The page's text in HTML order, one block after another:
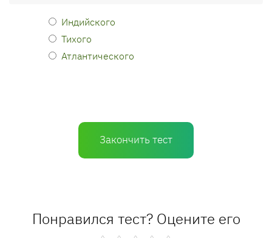
Индийского
Тихого
Атлантического
Закончить тест
Понравился тест? Оцените его